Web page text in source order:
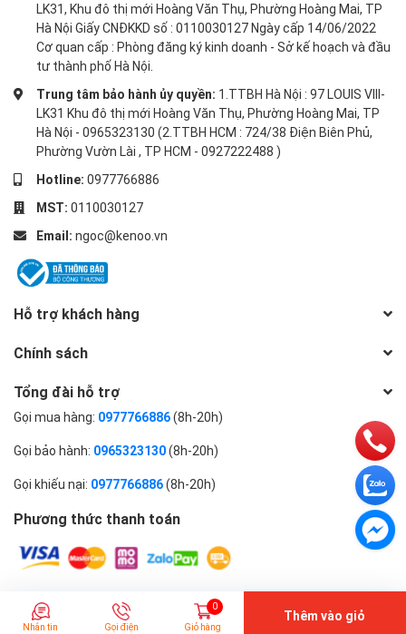
LK31, Khu đô thị mới Hoàng Văn Thụ, Phường Hoàng Mai, TP
Hà Nội Giấy CNĐKKD số : 0110030127 Ngày cấp 14/06/2022
Cơ quan cấp : Phòng đăng ký kinh doanh - Sở kế hoạch và đầu
tư thành phố Hà Nội.
Trung tâm bảo hành ủy quyền: 1.TTBH Hà Nội : 97 LOUIS VIII-
LK31 Khu đô thị mới Hoàng Văn Thụ, Phường Hoàng Mai, TP
Hà Nội - 0965323130 (2.TTBH HCM : 724/38 Điện Biên Phủ,
Phường Vườn Lài , TP HCM - 0927222488 )
Hotline: 0977766886
MST: 0110030127
Email: ngoc@kenoo.vn
Hỗ trợ khách hàng
Chính sách
Tổng đài hỗ trợ
Gọi mua hàng: 0977766886(8h-20h)
Gọi bảo hành: 0965323130(8h-20h)
Gọi khiếu nại: 0977766886(8h-20h)
Phương thức thanh toán
© Bản quyền thuộc về Công ty cổ phần KENOO VIỆT NAM
cấp bởiSapo
Nhắn tin Gọi điện
0
Giỏ hàng
Thêm vào giỏ